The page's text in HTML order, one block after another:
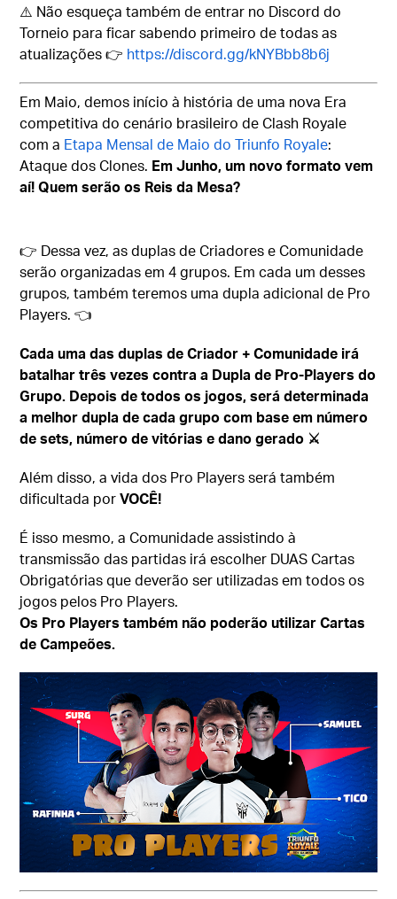
⚠️ Não esqueça também de entrar no Discord do
Torneio para ficar sabendo primeiro de todas as
atualizações 👉 https://discord.gg/kNYBbb8b6j
Em Maio, demos início à história de uma nova Era
competitiva do cenário brasileiro de Clash Royale
com a Etapa Mensal de Maio do Triunfo Royale:
Ataque dos Clones. Em Junho, um novo formato vem
aí! Quem serão os Reis da Mesa?
👉 Dessa vez, as duplas de Criadores e Comunidade
serão organizadas em 4 grupos. Em cada um desses
grupos, também teremos uma dupla adicional de Pro
Players. 👈
Cada uma das duplas de Criador + Comunidade irá
batalhar três vezes contra a Dupla de Pro-Players do
Grupo. Depois de todos os jogos, será determinada
a melhor dupla de cada grupo com base em número
de sets, número de vitórias e dano gerado ⚔️
Além disso, a vida dos Pro Players será também
dificultada porVOCÊ!
É isso mesmo, a Comunidade assistindo à
transmissão das partidas irá escolher DUAS Cartas
Obrigatórias que deverão ser utilizadas em todos os
jogos pelos Pro Players.
Os Pro Players também não poderão utilizar Cartas
de Campeões.